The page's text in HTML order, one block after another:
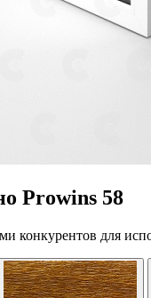
Prowins 58
конкурентов для